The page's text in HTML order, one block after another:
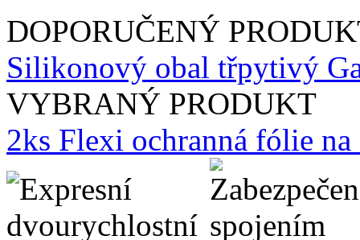
DOPORUČENÝ
Silikonový obal třpytivý
VYBRANÝ PRODUKT
2ks Flexi ochranná fólie